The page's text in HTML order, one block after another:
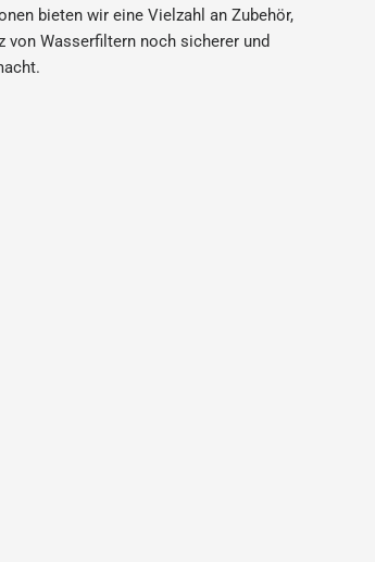
bieten wir eine Vielzahl an Zubehör,
von Wasserfiltern noch sicherer und